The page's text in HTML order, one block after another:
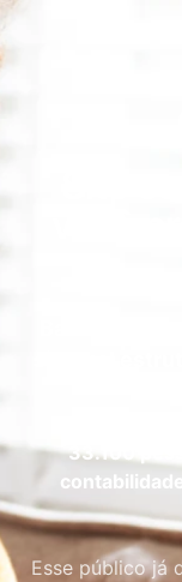
Site
você
33.100
Esse público já